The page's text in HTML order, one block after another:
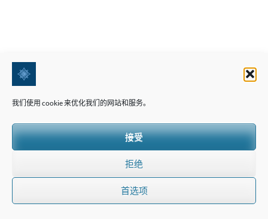
我们使用 cookie 来优化我们的网站和服务。
接受
拒绝
首选项
通向成功的四条道路：探索每个国际文凭项目的独特
之处
通向成功的四条道路：探索每个 IB 课程的独特之处 国际文凭组织
（International Baccalaureate）于 1968 年在日内瓦成立，是一
个非营利性的教育基金会，旨在为学生提供灵活而富有挑战性的教育